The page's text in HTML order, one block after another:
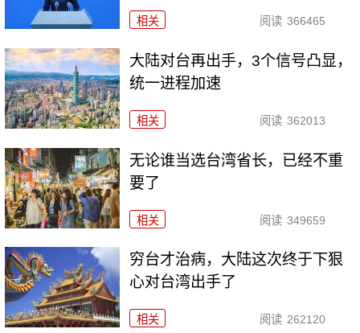
相关 阅读 366465
大陆对台再出手，3个信号凸显，
统一进程加速
相关 阅读 362013
无论谁当选台湾省长，已经不重
要了
相关 阅读 349659
穷台才治病，大陆这次终于下狠
心对台湾出手了
相关 阅读 262120